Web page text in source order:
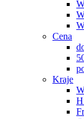
Cena
Kraje